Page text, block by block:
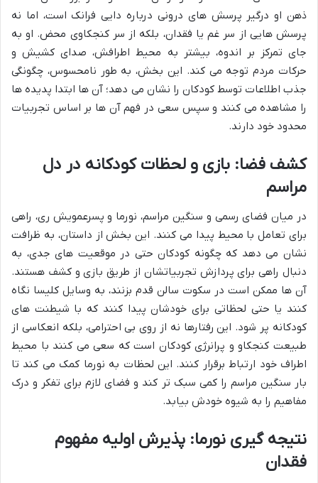
ذهن او درگیر پرسش های درونی درباره دایی فرانک است، اما نه
پرسش هایی از سر غم یا فقدان، بلکه از سر کنجکاوی محض. او به
جای تمرکز بر اندوه، بیشتر به محیط اطرافش، صدای کشیش و
حرکات مردم توجه می کند. این بخش، به طور نامحسوس، چگونگی
جذب اطلاعات توسط کودکان را نشان می دهد؛ آن ها ابتدا پدیده ها
را مشاهده می کنند و سپس سعی در فهم آن ها بر اساس تجربیات
محدود خود دارند.
کشف فضا: بازی و لحظات کودکانه در دل
مراسم
در میان فضای رسمی و سنگین مراسم، نورما و پسرعمویش ری، راهی
برای تعامل با محیط پیدا می کنند. این بخش از داستان، به ظرافت
نشان می دهد که چگونه کودکان حتی در موقعیت های جدی، به
دنبال راهی برای پردازش تجربیاتشان از طریق بازی و کشف هستند.
آن ها ممکن است در سکوت سالن قدم بزنند، به وسایل کلیسا نگاه
کنند یا حتی لحظاتی برای خودشان پیدا کنند که با شیطنت های
کودکانه پر شود. این رفتارها نه از روی بی احترامی، بلکه انعکاسی از
طبیعت کنجکاو و پرانرژی کودکان است که سعی می کنند با محیط
اطراف خود ارتباط برقرار کنند. این لحظات به نورما کمک می کند تا
بار سنگین مراسم را کمی سبک تر کند و فضای لازم برای تفکر و درک
مفاهیم را به شیوه خودش بیابد.
نتیجه گیری نورما: پذیرش اولیه مفهوم
فقدان